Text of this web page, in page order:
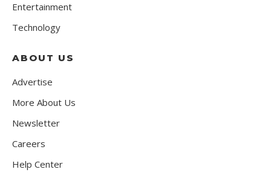
Entertainment
Technology
ABOUT US
Advertise
More About Us
Newsletter
Careers
Help Center